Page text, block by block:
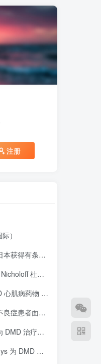
注册
）
得有条件批准
类固醇治疗方案
物 Deramiocel
更高的医疗费用
治疗药物
者带来“希望”